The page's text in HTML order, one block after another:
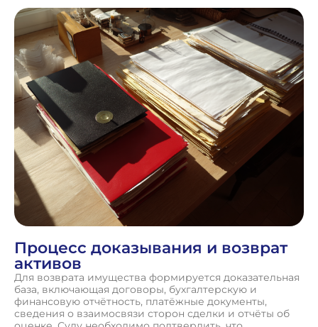
Процесс доказывания и возврат
активов
Для возврата имущества формируется доказательная
база, включающая договоры, бухгалтерскую и
финансовую отчётность, платёжные документы,
сведения о взаимосвязи сторон сделки и отчёты об